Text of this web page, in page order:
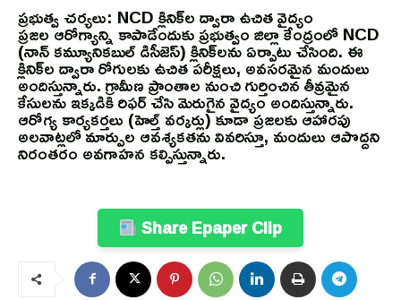
ప్రభుత్వ చర్యలు: NCD క్లినిక్‌ల ద్వారా ఉచిత వైద్యం
ప్రజల ఆరోగ్యాన్ని కాపాడేందుకు ప్రభుత్వం జిల్లా కేంద్రంలో NCD
(నాన్ కమ్యూనికబుల్ డిసీజెస్) క్లినిక్‌లను ఏర్పాటు చేసింది. ఈ
క్లినిక్‌ల ద్వారా రోగులకు ఉచిత పరీక్షలు, అవసరమైన మందులు
అందిస్తున్నారు. గ్రామీణ ప్రాంతాల నుంచి గుర్తించిన తీవ్రమైన
కేసులను ఇక్కడికి రిఫర్ చేసి మెరుగైన వైద్యం అందిస్తున్నారు.
ఆరోగ్య కార్యకర్తలు (హెల్త్ వర్కర్లు) కూడా ప్రజలకు ఆహారపు
అలవాట్లలో మార్పుల ఆవశ్యకతను వివరిస్తూ, మందులు ఆపొద్దని
నిరంతరం అవగాహన కల్పిస్తున్నారు.
Share Epaper Clip